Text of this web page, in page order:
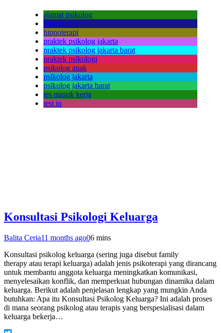
alamat psikolog
hipnoterapi
hipnoterapi
praktek psikolog jakarta
praktek psikolog jakarta barat
praktek psikologi
psikolog anak
psikolog jakarta
psikolog jakarta barat
tes masuk kerja
test iq
Konsultasi Psikologi Keluarga
Balita Ceria11 months ago06 mins
Konsultasi psikolog keluarga (sering juga disebut family
therapy atau terapi keluarga) adalah jenis psikoterapi yang dirancang
untuk membantu anggota keluarga meningkatkan komunikasi,
menyelesaikan konflik, dan memperkuat hubungan dinamika dalam
keluarga. Berikut adalah penjelasan lengkap yang mungkin Anda
butuhkan: Apa itu Konsultasi Psikolog Keluarga? Ini adalah proses
di mana seorang psikolog atau terapis yang berspesialisasi dalam
keluarga bekerja…